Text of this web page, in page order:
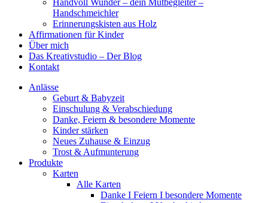
Handvoll Wunder – dein Mutbegleiter –
Handschmeichler
Erinnerungskisten aus Holz
Affirmationen für Kinder
Über mich
Das Kreativstudio – Der Blog
Kontakt
Anlässe
Geburt & Babyzeit
Einschulung & Verabschiedung
Danke, Feiern & besondere Momente
Kinder stärken
Neues Zuhause & Einzug
Trost & Aufmunterung
Produkte
Karten
Alle Karten
Danke I Feiern I besondere Momente